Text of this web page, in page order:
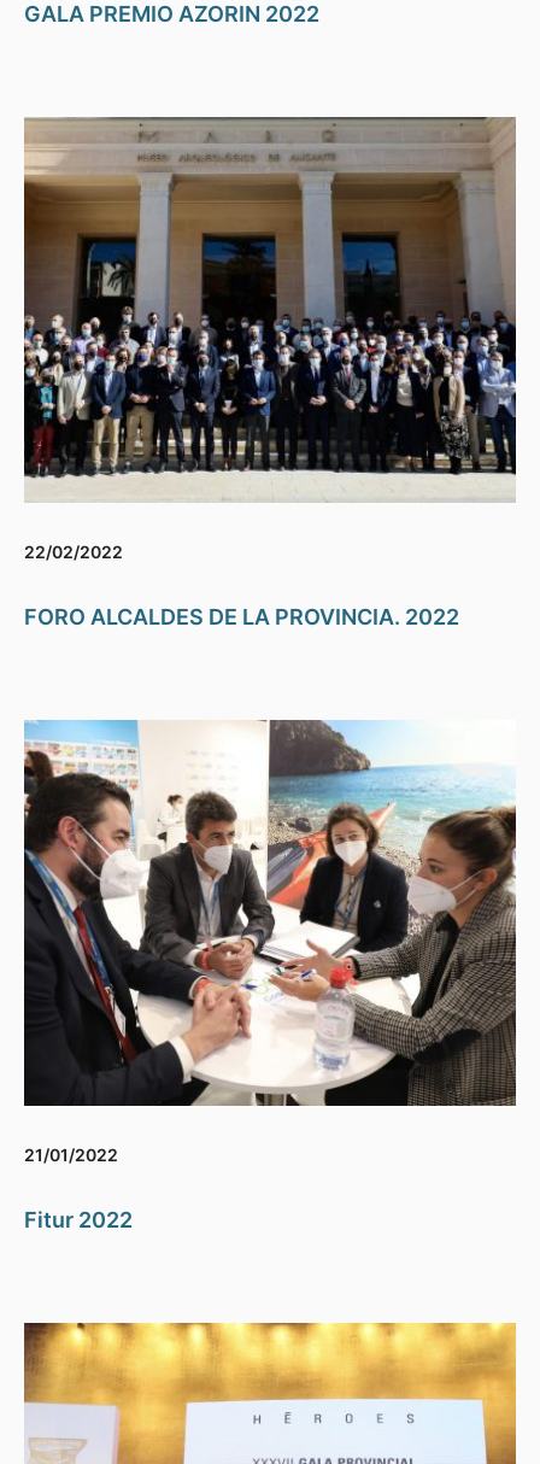
GALA PREMIO AZORIN 2022
22/02/2022
FORO ALCALDES DE LA PROVINCIA. 2022
21/01/2022
Fitur 2022